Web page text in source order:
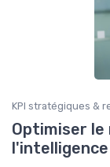
KPI stratégiques &
Optimiser